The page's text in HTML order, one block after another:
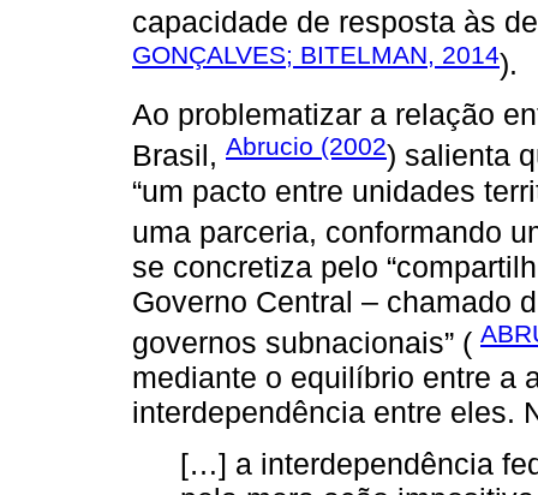
capacidade de resposta às
GONÇALVES; BITELMAN, 2014).
Ao problematizar a relação
Brasil, Abrucio (2002) salienta
“um pacto entre unidades
uma parceria, conformando
se concretiza pelo
Governo Central – chamado
governos subnacionais” (
mediante o equilíbrio entre a
interdependência entre eles.
[…] a interdependência